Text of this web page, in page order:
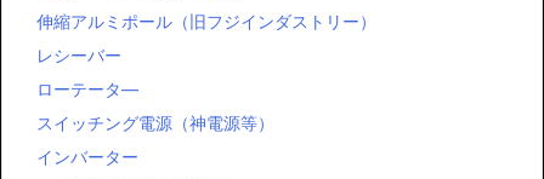
伸縮アルミポール（旧フジインダストリー）
レシーバー
ローテータ―
スイッチング電源（神電源等）
インバーター